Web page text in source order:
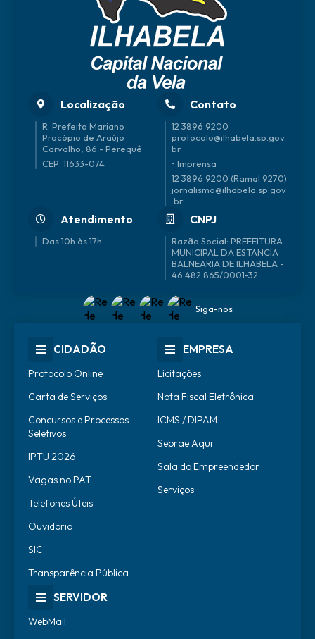
Localização
R. Prefeito Mariano
Procópio de Araújo
Carvalho, 86 - Perequê
CEP: 11633-074
Contato
12 3896 9200
protocolo@ilhabela.sp.gov.
br
• Imprensa
12 3896 9200 (Ramal 9270)
jornalismo@ilhabela.sp.gov
.br
Atendimento
Das 10h às 17h
CNPJ
46.482.865/0001-32
Siga-nos
CIDADÃO
Protocolo Online
Carta de Serviços
Concursos e Processos
Seletivos
IPTU 2026
Vagas no PAT
Telefones Úteis
Ouvidoria
SIC
Transparência Pública
EMPRESA
Licitações
Nota Fiscal Eletrônica
ICMS / DIPAM
Sebrae Aqui
Sala do Empreendedor
Serviços
SERVIDOR
WebMail